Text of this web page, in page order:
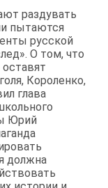
раздувать
пытаются
русской
О том, что
Короленко,
глава
Юрий
должна